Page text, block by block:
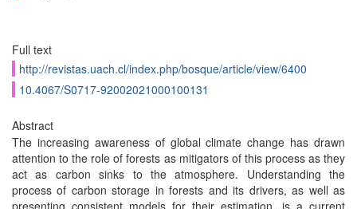
Full text
http://revistas.uach.cl/index.php/bosque/article/view/6400
10.4067/S0717-92002021000100131
Abstract
The increasing awareness of global climate change has drawn
attention to the role of forests as mitigators of this process as they
act as carbon sinks to the atmosphere. Understanding the
process of carbon storage in forests and its drivers, as well as
presenting consistent models for their estimation, is a current